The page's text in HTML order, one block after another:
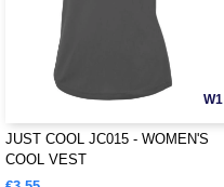
W1
JUST COOL JC015 - WOMEN'S
COOL VEST